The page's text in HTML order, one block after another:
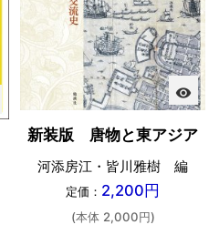
visibility
新装版 唐物と東アジア
河添房江・皆川雅樹 編
定価： 2,200円
(本体 2,000円)